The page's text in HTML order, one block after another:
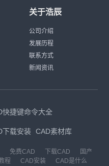
关于浩辰
公司介绍
发展历程
联系方式
新闻资讯
快捷键命令大全
下载安装 CAD素材库
免费CAD 下载CAD
国产
程 CAD安装 CAD是什么